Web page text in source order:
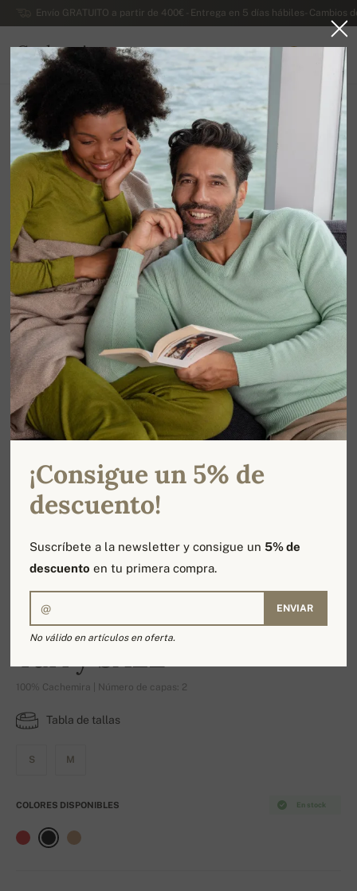
Envío GRATUITO a partir de 400€ - Entrega en 5 días hábiles- Cambios
Cachemira
ESPAÑA
Ir a la página principal Rebajas
-16%
Tarry SALE
100% Cachemira | Número de capas: 2
Tabla de tallas
S M
En stock
COLORES DISPONIBLES
¡Consigue un 5% de
descuento!
Suscríbete a la newsletter y consigue un5% de
descuento en tu primera compra.
ENVIAR
No válido en artículos en oferta.